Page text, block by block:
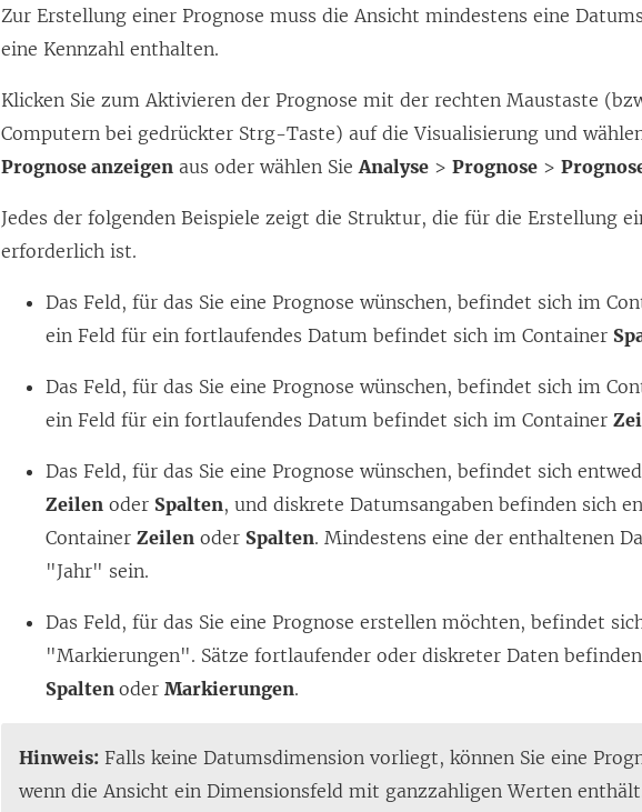
Zur Erstellung einer Prognose muss die Ansicht mindestens eine
eine Kennzahl enthalten.
Klicken Sie zum Aktivieren der Prognose mit der rechten Maustaste
Computern bei gedrückter Strg-Taste) auf die Visualisierung und
Prognose anzeigen aus oder wählen SieAnalyse >Prognose >
Jedes der folgenden Beispiele zeigt die Struktur, die für die Erstellung
erforderlich ist.
Das Feld, für das Sie eine Prognose wünschen, befindet sich im
ein Feld für ein fortlaufendes Datum befindet sich im Container
Das Feld, für das Sie eine Prognose wünschen, befindet sich im
ein Feld für ein fortlaufendes Datum befindet sich im Container
Das Feld, für das Sie eine Prognose wünschen, befindet sich
Zeilen oder Spalten, und diskrete Datumsangaben befinden sich
ContainerZeilen oder Spalten. Mindestens eine der enthaltenen
"Jahr" sein.
Das Feld, für das Sie eine Prognose erstellen möchten, befindet
"Markierungen". Sätze fortlaufender oder diskreter Daten
SpaltenoderMarkierungen.
Hinweis: Falls keine Datumsdimension vorliegt, können Sie eine
wenn die Ansicht ein Dimensionsfeld mit ganzzahligen Werten